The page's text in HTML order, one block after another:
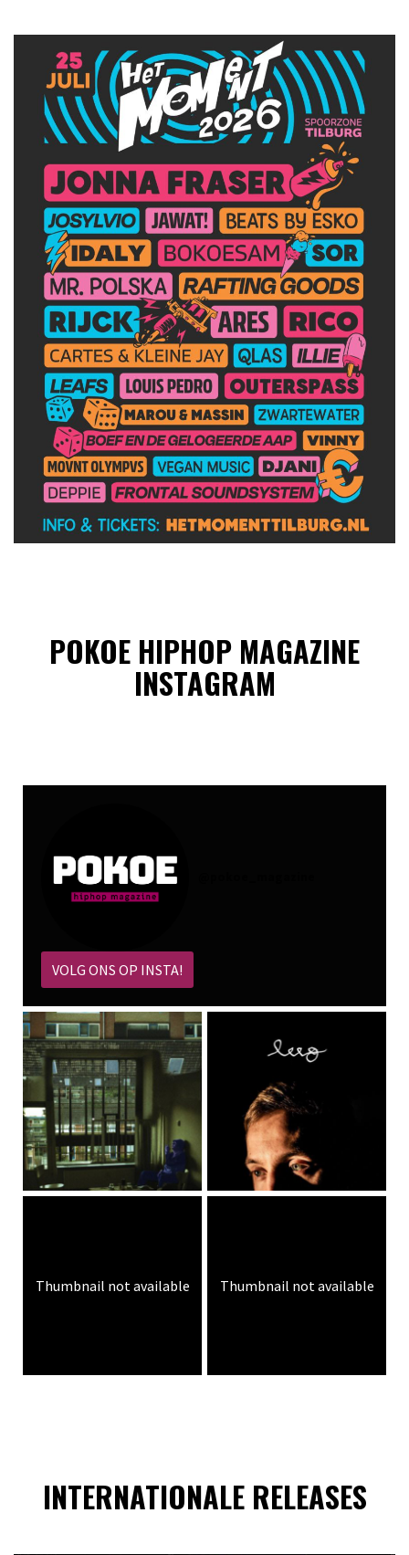
POKOE HIPHOP MAGAZINE
INSTAGRAM
VOLG ONS OP INSTA!
Thumbnail not available Thumbnail not available
INTERNATIONALE RELEASES